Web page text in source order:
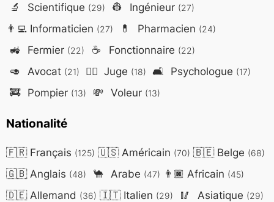
🔬 Scientifique (29) 👷 Ingénieur (27)
👨‍💻Informaticien (27) 💊 Pharmacien (24)
🚜 Fermier (22) ☕ Fonctionnaire (22)
🥑 Avocat (21) 👨‍⚖️ Juge (18) 🛋️ Psychologue (17)
🚒 Pompier (13) 💸 Voleur (13)
Nationalité
🇫🇷Français (125) 🇺🇸Américain (70) 🇧🇪Belge (68)
🇬🇧Anglais (48) 🐪 Arabe (47) 👨🏿 Africain (45)
🇩🇪Allemand (36) 🇮🇹Italien (29) 🥢 Asiatique (29)